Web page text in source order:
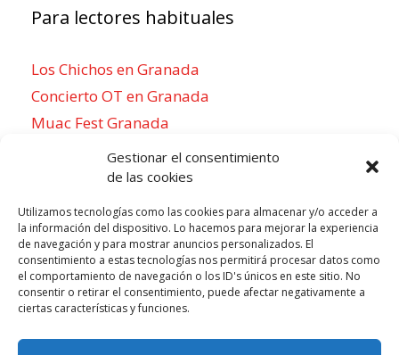
Gestionar el consentimiento
de las cookies
Utilizamos tecnologías como las cookies para almacenar y/o acceder a
la información del dispositivo. Lo hacemos para mejorar la experiencia
de navegación y para mostrar anuncios personalizados. El
consentimiento a estas tecnologías nos permitirá procesar datos como
el comportamiento de navegación o los ID's únicos en este sitio. No
consentir o retirar el consentimiento, puede afectar negativamente a
ciertas características y funciones.
Para lectores habituales
Los Chichos en Granada
Concierto OT en Granada
Muac Fest Granada
Concierto de Saiko en Granada
Para sentirse como un local
Week of agosto 3
3 4 5 6 7 8 9